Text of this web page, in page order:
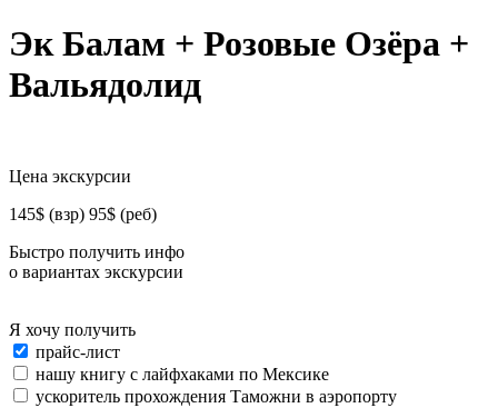
Эк Балам + Розовые Озёра +
Вальядолид
Цена экскурсии
145$ (взр) 95$ (реб)
Быстро получить инфо
о вариантах экскурсии
Я хочу получить
Я
хочу
получить:
прайс-лист
нашу книгу с лайфхаками по Мексике
ускоритель прохождения Таможни в аэропорту